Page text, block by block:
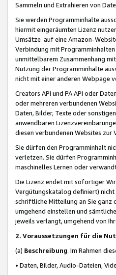
Sammeln und Extrahieren von
Sie werden Programminhalte
hiermit eingeräumten Lizenz
Umsätze auf eine Amazon-
Verbindung mit
unmittelbarem Zusammenhang
Nutzung der Programminhalte
nicht mit einer anderen Webpage
Creators API und PA API oder
oder mehreren verbundenen
Daten, Bilder, Texte oder
anwendbaren
diesen verbundenen Websites
Sie dürfen den Programminhalt
verletzen. Sie dürfen
maschinelles Lernen oder
Die Lizenz endet mit sofortiger
Vergütungskatalog definiert) nicht
schriftliche Mitteilung an Sie ganz
umgehend einstellen und
jeweils verlangt, umgehend von
2. Voraussetzungen für die
(a) Beschreibung. Im Rahmen
• Daten, Bilder, Audio-Dateien,